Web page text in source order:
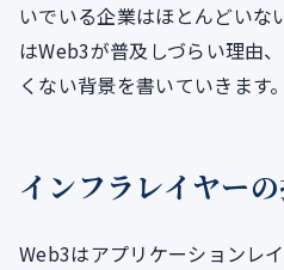
いでいる企業はほとんどいな
はWeb3が普及しづらい理由
くない背景を書いていきます。
インフラレイヤー
Web3はアプリケーションレ